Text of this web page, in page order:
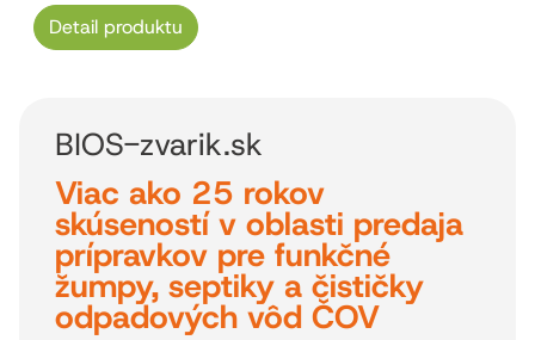
Detail produktu
BIOS-zvarik.sk
Viac ako 25 rokov
skúseností v oblasti predaja
prípravkov pre funkčné
žumpy, septiky a čističky
odpadových vôd ČOV